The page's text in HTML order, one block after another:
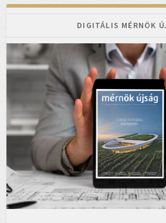
DIGITÁLIS MÉRNÖK